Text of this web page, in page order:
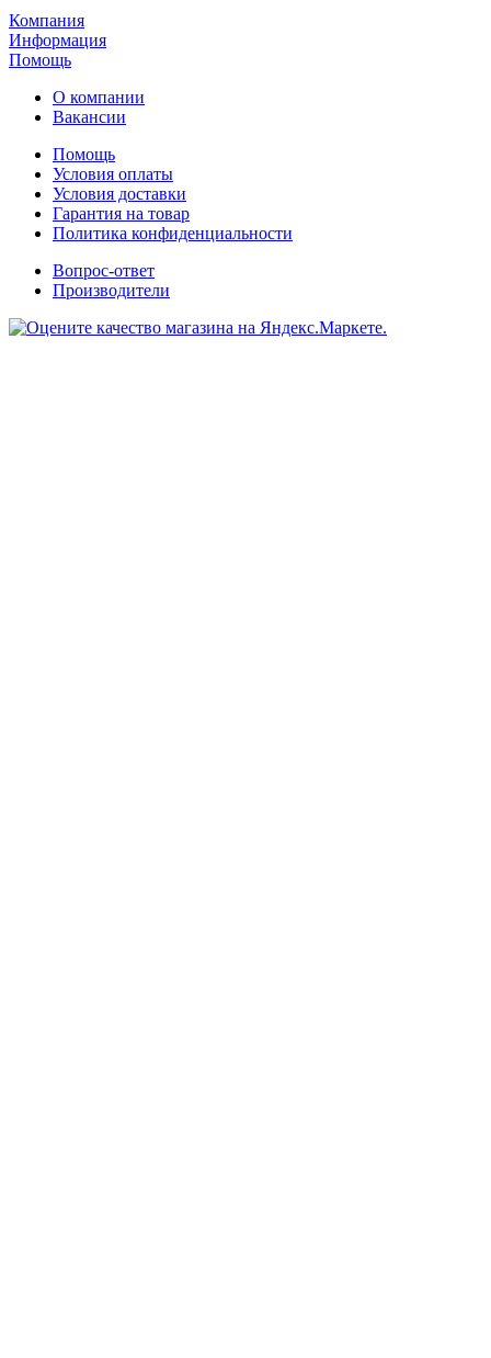
Компания
Информация
Помощь
О компании
Вакансии
Помощь
Условия оплаты
Условия доставки
Гарантия на товар
Политика конфиденциальности
Вопрос-ответ
Производители